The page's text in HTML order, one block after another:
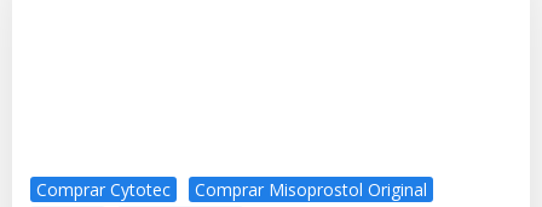
Comprar Cytotec
Comprar Misoprostol Original